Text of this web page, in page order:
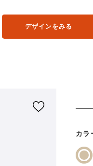
デザインをみる
カラ